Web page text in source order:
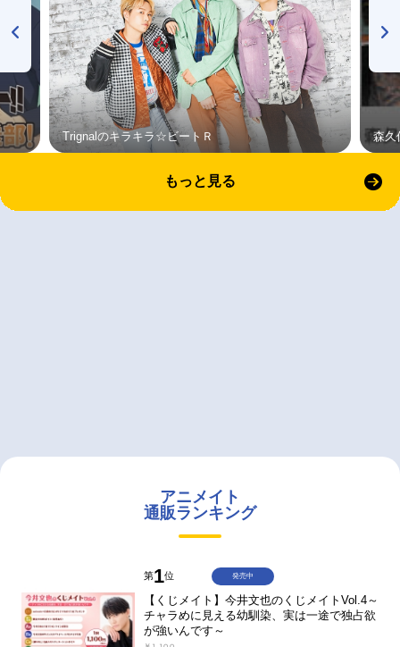
Trignalのキラキラ☆ビートＲ 森久
もっと見る
アニメイト
通販ランキング
第1位
【くじメイト】今井文也のくじメイトVol.4～
チャラめに見える幼馴染、実は一途で独占欲
が強いんです～
発売中